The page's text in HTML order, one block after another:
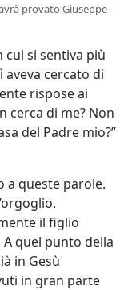
provato Giuseppe
cui si sentiva più
aveva cercato di
rispose ai
cerca di me? Non
del Padre mio?”
a queste parole.
il figlio
quel punto della
in Gesù
in gran parte